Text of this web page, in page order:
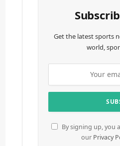
Get the latest sports
world,
By signing up, you
our Privacy